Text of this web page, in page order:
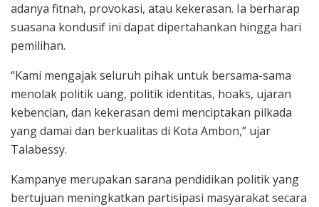
adanya fitnah, provokasi, atau kekerasan. Ia berharap
suasana kondusif ini dapat dipertahankan hingga hari
pemilihan.
“Kami mengajak seluruh pihak untuk bersama-sama
menolak politik uang, politik identitas, hoaks, ujaran
kebencian, dan kekerasan demi menciptakan pilkada
yang damai dan berkualitas di Kota Ambon,” ujar
Talabessy.
Kampanye merupakan sarana pendidikan politik yang
bertujuan meningkatkan partisipasi masyarakat secara